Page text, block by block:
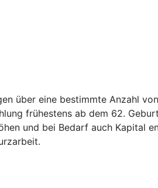
über eine bestimmte Anzahl
frühestens ab dem 62.
und bei Bedarf auch Kapital